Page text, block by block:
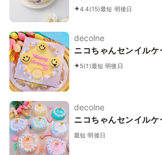
4.4(15)最短 明後日
decolne
ニコちゃんセンイル
5(1)最短 明後日
decolne
ニコちゃんセンイル
最短 明後日